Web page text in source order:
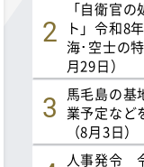
「自衛官
ト」令和8
海･空士の
月29日）
馬毛島の基
業予定など
（8月3日）
人事発令